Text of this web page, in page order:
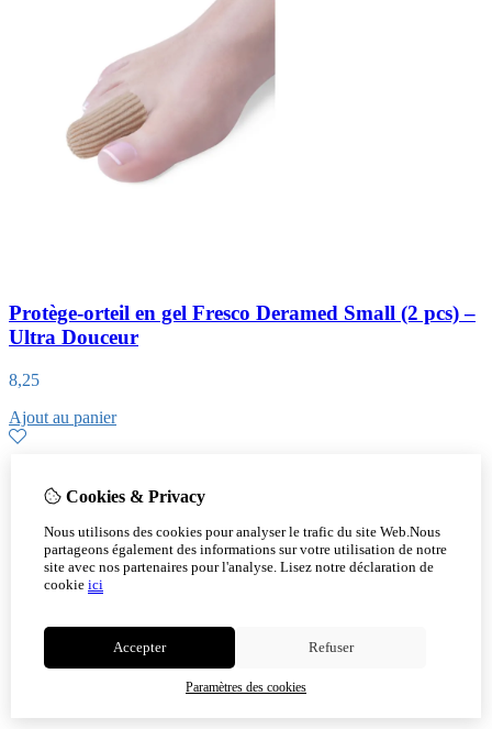
Protège-orteil en gel Fresco Deramed Small (2 pcs) –
Ultra Douceur
8,25
Ajout au panier
Cookies & Privacy
Nous utilisons des cookies pour analyser le trafic du site Web.Nous
partageons également des informations sur votre utilisation de notre
site avec nos partenaires pour l'analyse. Lisez notre déclaration de
cookie ici
Accepter Refuser
Paramètres des cookies